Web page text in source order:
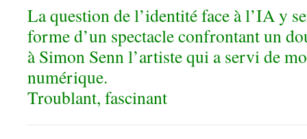
La question de l’identité face à l’IA y
forme d’un spectacle confrontant un
à Simon Senn l’artiste qui a servi de
numérique.
Troublant, fascinant